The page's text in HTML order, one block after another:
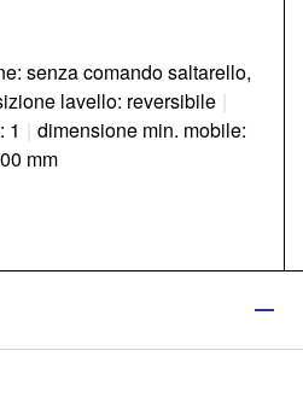
senza comando saltarello,
lavello: reversibile |
1 | dimensione min. mobile:
mm